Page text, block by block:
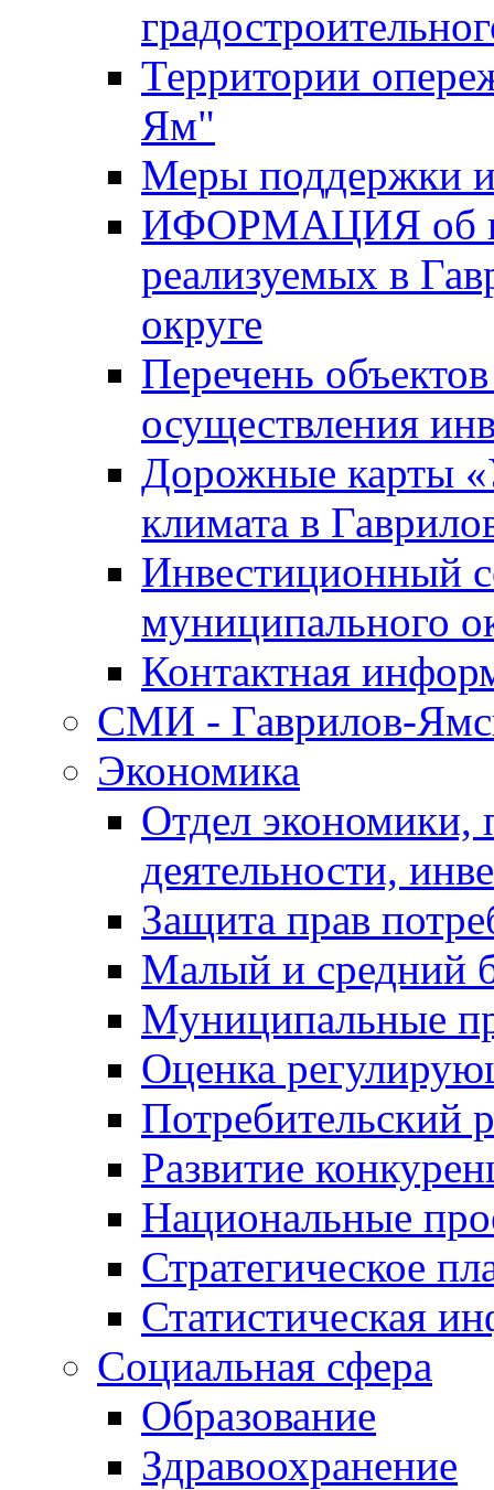
Территории
Ям"
Меры поддержки
ИФОРМАЦИЯ об
реализуемых в
округе
Перечень
осуществления
Дорожные карты
климата в
Инвестиционный
муниципального
Контактная
СМИ - Гаврилов-
Экономика
Отдел экономики,
деятельности,
Защита прав
Малый и средний
Муниципальные
Оценка
Потребительский
Развитие
Национальные
Стратегическое
Статистическая
Социальная сфера
Образование
Здравоохранение